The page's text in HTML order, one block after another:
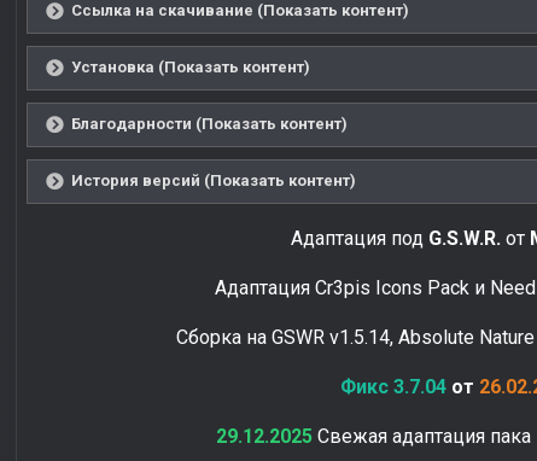
Ссылка на скачивание (Показать контент)
Установка (Показать контент)
Благодарности (Показать контент)
История версий (Показать контент)
Адаптация под G.S.W.R.от
Адаптация Cr3pis Icons Pack и
Сборка на GSWR v1.5.14, Absolute
Фикс 3.7.04 от
29.12.2025 Свежая адаптация